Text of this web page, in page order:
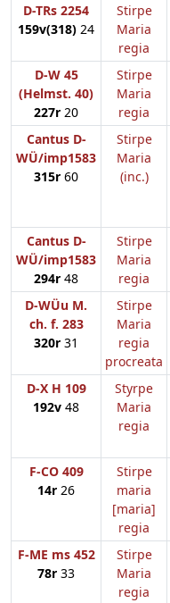
D-TRs 2254
159v(318) 24
Stirpe
Maria
regia
D-W 45
(Helmst. 40)
227r 20
Stirpe
Maria
regia
Cantus D-
WÜ/imp1583
315r 60
Stirpe
Maria
(inc.)
Cantus D-
WÜ/imp1583
294r 48
Stirpe
Maria
regia
D-WÜu M.
ch. f. 283
320r 31
Stirpe
Maria
regia
procreata
D-X H 109
192v 48
Styrpe
Maria
regia
F-CO 409
14r 26
Stirpe
maria
[maria]
regia
F-ME ms 452
78r 33
Stirpe
Maria
regia